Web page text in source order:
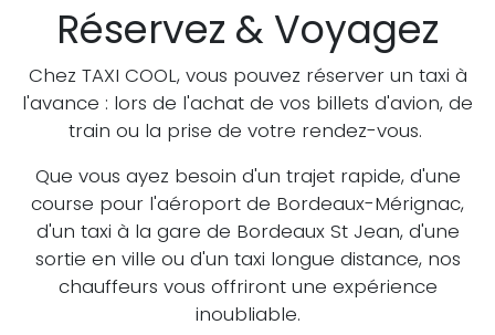
Réservez & Voyagez
Chez TAXI COOL, vous pouvez réserver un taxi à
l'avance : lors de l'achat de vos billets d'avion, de
train ou la prise de votre rendez-vous.
Que vous ayez besoin d'un trajet rapide, d'une
course pour l'aéroport de Bordeaux-Mérignac,
d'un taxi à la gare de Bordeaux St Jean, d'une
sortie en ville ou d'un taxi longue distance, nos
chauffeurs vous offriront une expérience
inoubliable.